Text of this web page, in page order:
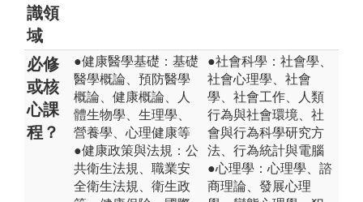
識領
域
必修
或核
心課
程？
●健康醫學基礎：基礎
醫學概論、預防醫學
概論、健康概論、人
體生物學、生理學、
營養學、心理健康等
●健康政策與法規：公
共衛生法規、職業安
全衛生法規、衛生政
●社會科學：社會學、
社會心理學、社會
學、社會工作、人類
行為與社會環境、社
會與行為科學研究方
法、行為統計與電腦
●心理學：心理學、諮
商理論、發展心理